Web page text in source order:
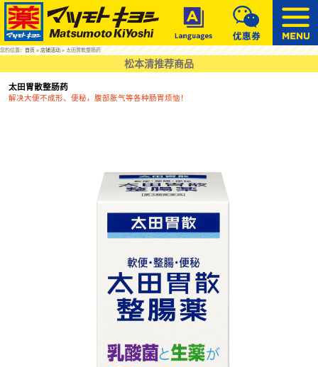
您的位置：首页»店铺活动» 太田胃散整肠药
松本清推荐商品
太田胃散整肠药
解决大便不成形、便秘，腹部胀气等各种肠胃烦恼！